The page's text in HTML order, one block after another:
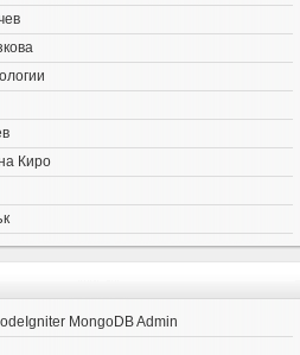
Киро
MongoDB Admin